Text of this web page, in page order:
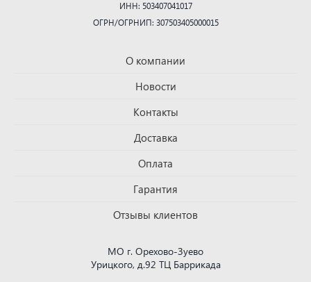
ИНН: 503407041017
ОГРН/ОГРНИП: 307503405000015
О компании
Новости
Контакты
Доставка
Оплата
Гарантия
Отзывы клиентов
МО г. Орехово-Зуево
Урицкого, д.92 ТЦ Баррикада